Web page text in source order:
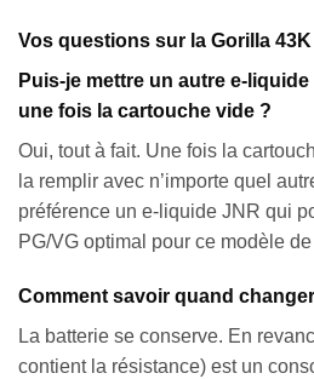
Vos questions sur la Gorilla
Puis-je mettre un autre e-
une fois la cartouche vide ?
Oui, tout à fait. Une fois la
la remplir avec n’importe quel
préférence un e-liquide JNR qui
PG/VG optimal pour ce modèle de
Comment savoir quand
La batterie se conserve. En
contient la résistance) est un